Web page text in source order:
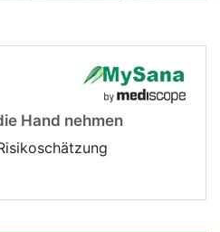
Hand nehmen